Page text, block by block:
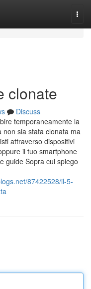
clonate
Discuss
temporaneamente la
non sia stata clonata ma
attraverso dispositivi
il tuo smartphone
guide Sopra cui spiego
87422528/il-5-